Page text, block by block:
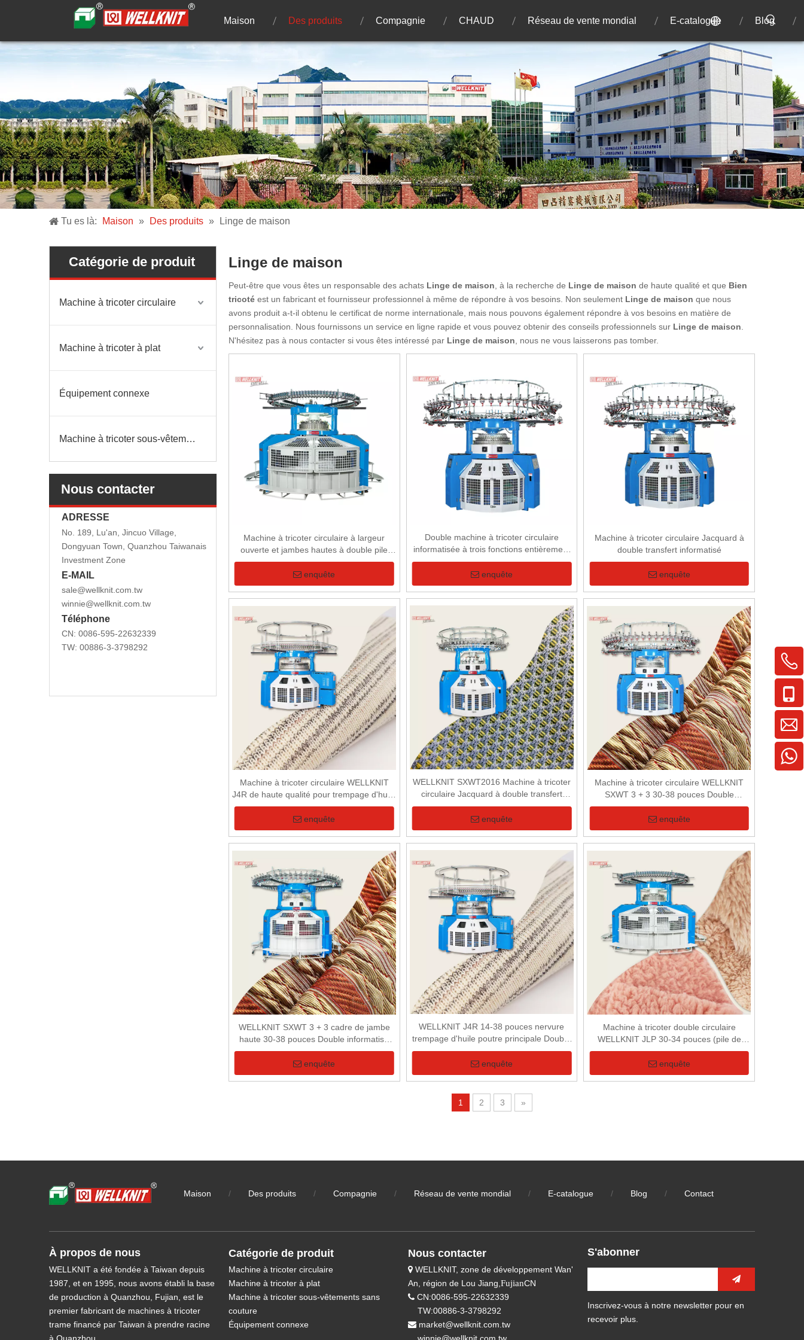
Maison Des produits Compagnie CHAUD Réseau de vente mondial E-catalogue Blog
Tu es là: Maison » Des produits » Linge de maison
Catégorie de produit
Machine à tricoter circulaire
Machine à tricoter à plat
Équipement connexe
Machine à tricoter sous-vêtements sans couture
Nous contacter
ADRESSE
No. 189, Lu'an, Jincuo Village,
Dongyuan Town, Quanzhou Taiwanais
Investment Zone
E-MAIL
sale@wellknit.com.tw
winnie@wellknit.com.tw
Téléphone
CN: 0086-595-22632339
TW: 00886-3-3798292
Linge de maison
Peut-être que vous êtes un responsable des achats Linge de maison , à la recherche de Linge de maison de haute qualité et que Bien
tricoté est un fabricant et fournisseur professionnel à même de répondre à vos besoins. Non seulement Linge de maison que nous
avons produit a-t-il obtenu le certificat de norme internationale, mais nous pouvons également répondre à vos besoins en matière de
personnalisation. Nous fournissons un service en ligne rapide et vous pouvez obtenir des conseils professionnels sur Linge de maison
N'hésitez pas à nous contacter si vous êtes intéressé par Linge de maison , nous ne vous laisserons pas tomber.
Machine à tricoter circulaire à largeur
ouverte et jambes hautes à double pile
debout (machine à couper la pile)
enquête
Double machine à tricoter circulaire
informatisée à trois fonctions entièrement
jacquard
enquête
Machine à tricoter circulaire Jacquard à
double transfert informatisé
enquête
Machine à tricoter circulaire WELLKNIT
J4R de haute qualité pour trempage d'huile
de côtes
enquête
WELLKNIT SXWT2016 Machine à tricoter
circulaire Jacquard à double transfert
informatisé de 20 pouces pour tissu 3D
enquête
Machine à tricoter circulaire WELLKNIT
SXWT 3 + 3 30-38 pouces Double
informatisée à trois fonctions entièrement
Jacquard pour tissu 3D
enquête
WELLKNIT SXWT 3 + 3 cadre de jambe
haute 30-38 pouces Double informatisé
trois fonctions entièrement Jacquard
circulaire Machine à tricoter pour tissu 3D
enquête
WELLKNIT J4R 14-38 pouces nervure
trempage d'huile poutre principale Double
Jersey circulaire Machine à tricoter pour
tissu côtelé
enquête
Machine à tricoter double circulaire
WELLKNIT JLP 30-34 pouces (pile de
coupe) pour peluche de 35 mm de long
enquête
1 2 3 »
Maison / Des produits / Compagnie / Réseau de vente mondial / E-catalogue / Blog / Contact
À propos de nous
WELLKNIT a été fondée à Taiwan depuis
1987, et en 1995, nous avons établi la base
de production à Quanzhou, Fujian, est le
premier fabricant de machines à tricoter
trame financé par Taiwan à prendre racine
Catégorie de produit
Machine à tricoter circulaire
Machine à tricoter à plat
Machine à tricoter sous-vêtements sans
couture
Équipement connexe
Nous contacter
 WELLKNIT, zone de développement Wan'
An, région de Lou Jiang, FujianCN
 CN:0086-595-22632339
TW:00886-3-3798292
 market@wellknit.com.tw
S'abonner
Inscrivez-vous à notre newsletter pour en
recevoir plus.